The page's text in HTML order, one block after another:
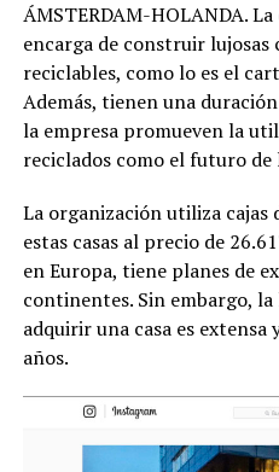
ÁMSTERDAM-HOLANDA.
encarga de construir lujosas
reciclables, como lo es el
Además, tienen una
la empresa promueven la
reciclados como el futuro
La organización utiliza
estas casas al precio de
en Europa, tiene planes de
continentes. Sin embargo,
adquirir una casa es extensa
años.